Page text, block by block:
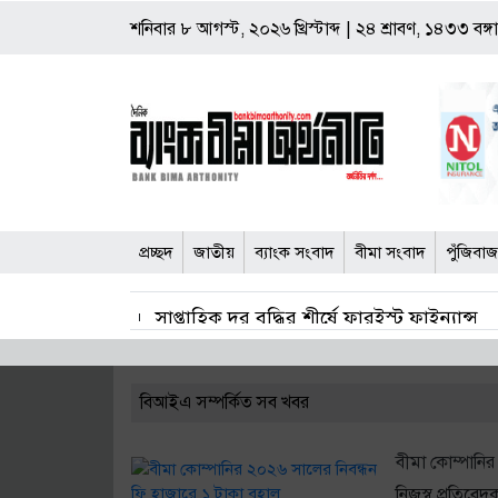
শনিবার ৮ আগস্ট, ২০২৬ খ্রিস্টাব্দ ২৪ শ্রাবণ, ১৪৩৩
প্রচ্ছদ জাতীয় ব্যাংক সংবাদ বীমা সংবাদ
সাপ্তাহিক দর বৃদ্ধির শীর্ষে ফারইস্ট ফাইন্যান্স
সাপ্তাহিক রিটার্নে দর কমেছে ১৩ খাতে
২
চলতি সপ্তাহে ৭ কোম্পানির এজিএম
জাল শেয়ার জামানতে ঋণ: ঢাকা ব্যাংকের
বিআইএ সম্পর্কিত সব খবর
বীমা